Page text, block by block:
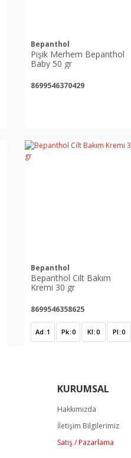
Bepanthol
Pişik Merhem Bepanthol
Baby 50 gr
8699546370429
Bepanthol
Bepanthol Cilt Bakım
Kremi 30 gr
8699546358625
Ad 1 Pk 0 Kl 0 Pl 0
KURUMSAL
Hakkımızda
İletişim Bilgilerimiz
Satış / Pazarlama